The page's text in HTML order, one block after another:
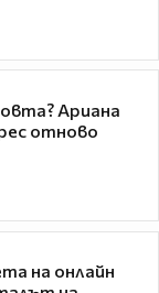
Ариана
отново
на онлайн